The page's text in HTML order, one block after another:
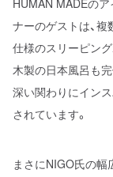
HUMAN MADEの
ナーのゲストは、
仕様のスリーピング
木製の日本風呂も
深い関わりにイン
されています。
まさにNIGO氏の幅